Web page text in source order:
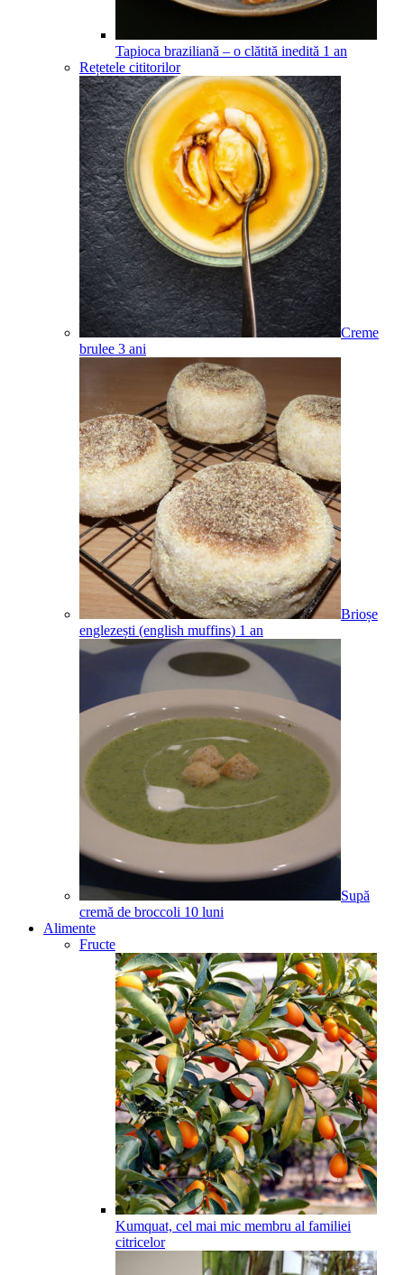
Tapioca braziliană – o clătită inedită 1 an
Rețetele cititorilor
Creme
brulee 3 ani
Brioșe
englezești (english muffins) 1 an
Supă
cremă de broccoli 10 luni
Alimente
Fructe
Kumquat, cel mai mic membru al familiei
citricelor